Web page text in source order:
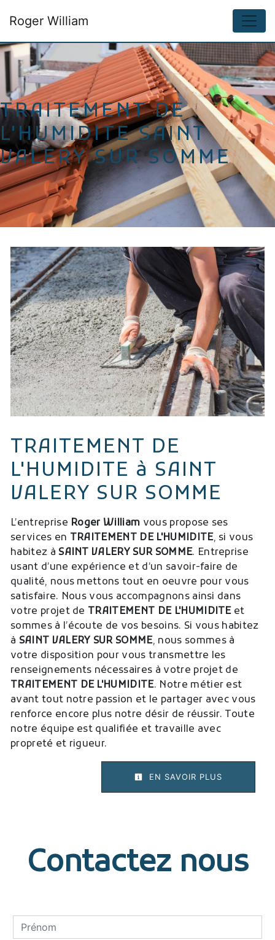
Roger William
TRAITEMENT DE
L'HUMIDITE SAINT
VALERY SUR SOMME
TRAITEMENT DE
L'HUMIDITE à SAINT
VALERY SUR SOMME
L’entreprise Roger William vous propose ses
services en TRAITEMENT DE L'HUMIDITE, si vous
habitez à SAINT VALERY SUR SOMME. Entreprise
usant d’une expérience et d’un savoir-faire de
qualité, nous mettons tout en oeuvre pour vous
satisfaire. Nous vous accompagnons ainsi dans
votre projet de TRAITEMENT DE L'HUMIDITEet
sommes à l’écoute de vos besoins. Si vous habitez
à SAINT VALERY SUR SOMME, nous sommes à
votre disposition pour vous transmettre les
renseignements nécessaires à votre projet de
TRAITEMENT DE L'HUMIDITE. Notre métier est
avant tout notre passion et le partager avec vous
renforce encore plus notre désir de réussir. Toute
notre équipe est qualifiée et travaille avec
propreté et rigueur.
EN SAVOIR PLUS
Contactez nous